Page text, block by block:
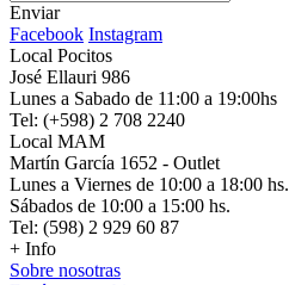
Enviar
Facebook Instagram
Local Pocitos
José Ellauri 986
Lunes a Sabado de 11:00 a 19:00hs
Tel: (+598) 2 708 2240
Local MAM
Martín García 1652 - Outlet
Lunes a Viernes de 10:00 a 18:00 hs.
Sábados de 10:00 a 15:00 hs.
Tel: (598) 2 929 60 87
+ Info
Sobre nosotras